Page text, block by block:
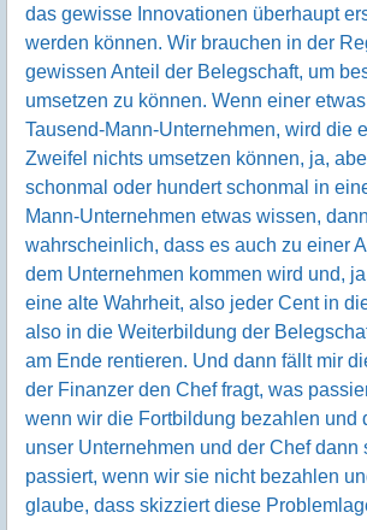
das gewisse Innovationen überhaupt
werden können. Wir brauchen in der
gewissen Anteil der Belegschaft, um
umsetzen zu können. Wenn einer
Tausend-Mann-Unternehmen, wird die
Zweifel nichts umsetzen können, ja,
schonmal oder hundert schonmal in
Mann-Unternehmen etwas wissen,
wahrscheinlich, dass es auch zu einer
dem Unternehmen kommen wird und,
eine alte Wahrheit, also jeder Cent in
also in die Weiterbildung der
am Ende rentieren. Und dann fällt mir
der Finanzer den Chef fragt, was
wenn wir die Fortbildung bezahlen und
unser Unternehmen und der Chef dann
passiert, wenn wir sie nicht bezahlen
glaube, dass skizziert diese